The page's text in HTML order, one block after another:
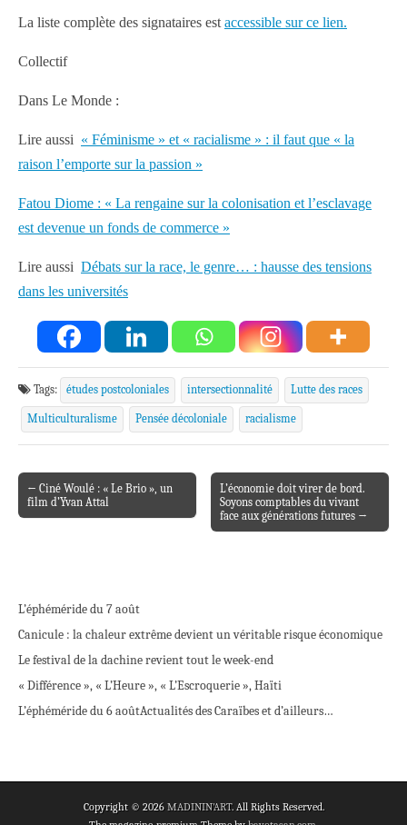
La liste complète des signataires est accessible sur ce lien.
Collectif
Dans Le Monde :
Lire aussi « Féminisme » et « racialisme » : il faut que « la
raison l’emporte sur la passion »
Fatou Diome : « La rengaine sur la colonisation et l’esclavage
est devenue un fonds de commerce »
Lire aussi Débats sur la race, le genre… : hausse des tensions
dans les universités
Tags: études postcoloniales intersectionnalité Lutte des races
Multiculturalisme Pensée décoloniale racialisme
Post navigation
← Ciné Woulé : « Le Brio », un
film d’Yvan Attal
L’économie doit virer de bord.
Soyons comptables du vivant
face aux générations futures →
L’éphéméride du 7 août
Canicule : la chaleur extrême devient un véritable risque économique
Le festival de la dachine revient tout le week-end
« Différence », « L’Heure », « L’Escroquerie », Haïti
L’éphéméride du 6 aoûtActualités des Caraïbes et d’ailleurs…
Copyright © 2026 MADININ'ART. All Rights Reserved.